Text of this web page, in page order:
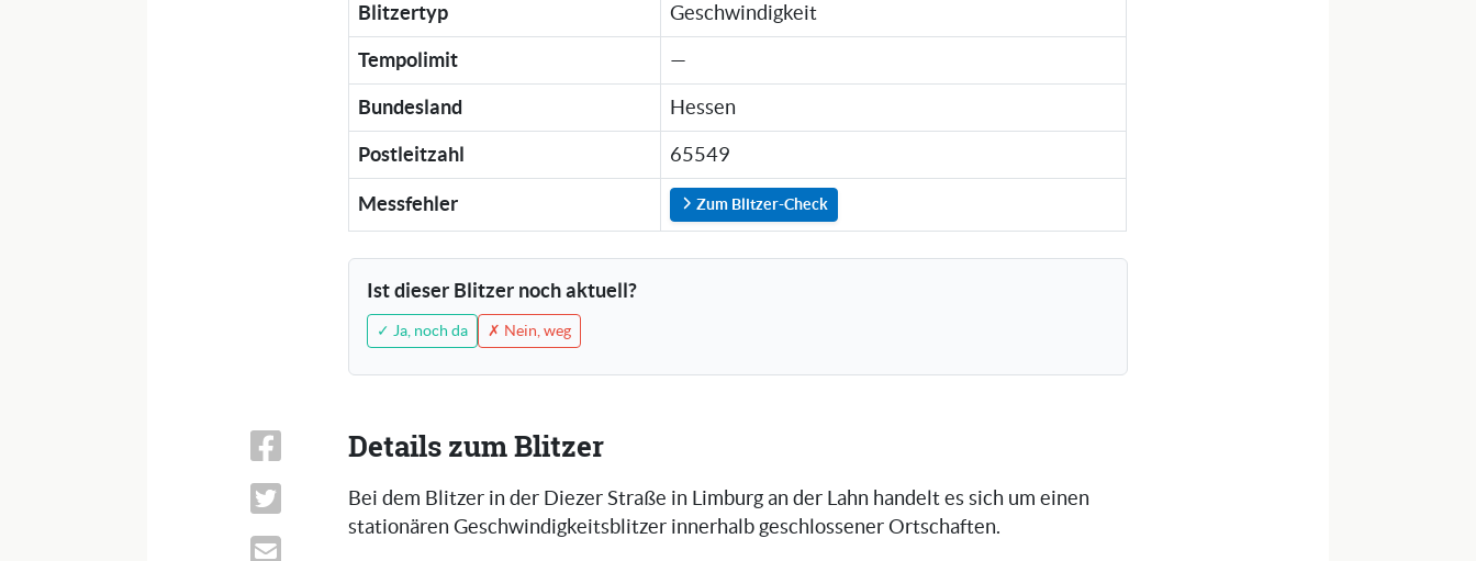
Blitzertyp Geschwindigkeit
Tempolimit —
Bundesland Hessen
Postleitzahl 65549
Messfehler Zum Blitzer-Check
Ist dieser Blitzer noch aktuell?
✓ Ja, noch da ✗ Nein, weg
Details zum Blitzer
Bei dem Blitzer in der Diezer Straße in Limburg an der Lahn handelt es sich um einen
stationären Geschwindigkeitsblitzer innerhalb geschlossener Ortschaften.